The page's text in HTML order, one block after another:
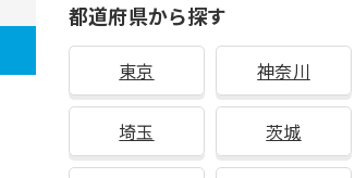
都道府県から探す
東京 神奈川
埼玉 茨城